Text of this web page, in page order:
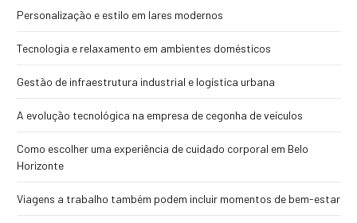
Personalização e estilo em lares modernos
Tecnologia e relaxamento em ambientes domésticos
Gestão de infraestrutura industrial e logística urbana
A evolução tecnológica na empresa de cegonha de veículos
Como escolher uma experiência de cuidado corporal em Belo
Horizonte
Viagens a trabalho também podem incluir momentos de bem-estar